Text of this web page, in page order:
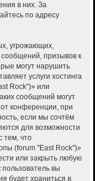
в них. За
по адресу
угрожающих,
призывов к
могут нарушить
услуги хостинга
Rock")» или
сообщений могут
конференции, при
если мы сочтём
для возможности
тем, что
(forum "East Rock")»
или закрыть любую
вы
будет храниться в